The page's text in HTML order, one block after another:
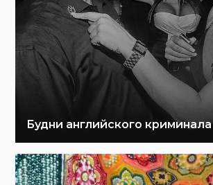
Будни английского криминала